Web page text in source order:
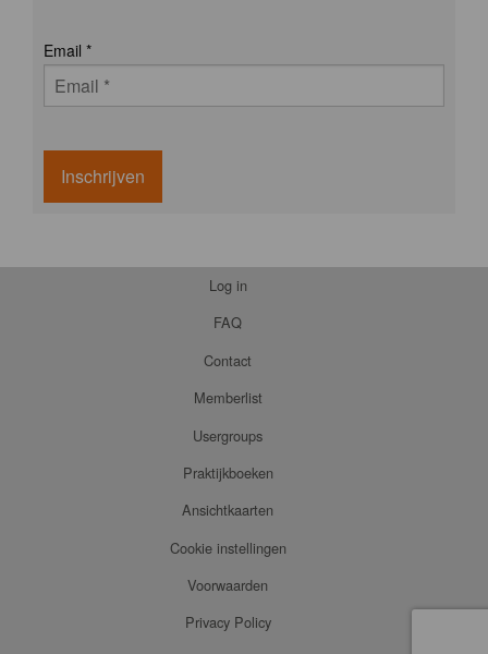
Email *
Inschrijven
Log in
FAQ
Contact
Memberlist
Usergroups
Praktijkboeken
Ansichtkaarten
Cookie instellingen
Voorwaarden
Privacy Policy